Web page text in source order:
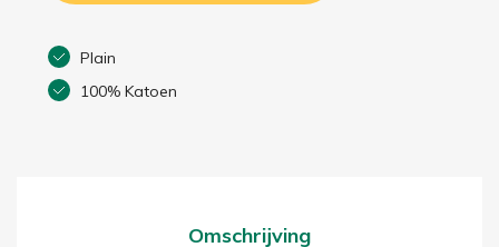
Plain
100% Katoen
Omschrijving